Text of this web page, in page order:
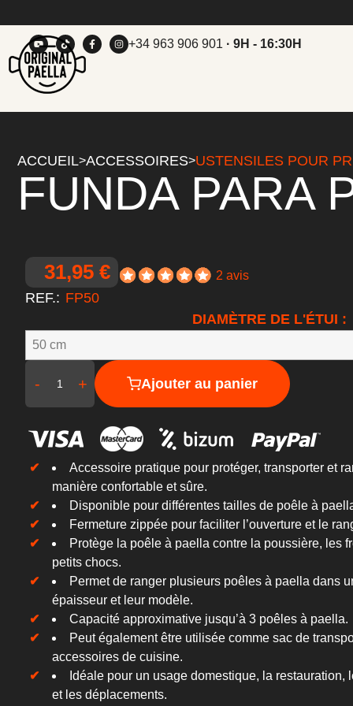
+34 963 906 901 · 9H - 16:30H
ACCUEIL>ACCESSOIRES>USTENSILES POUR
FUNDA PARA
31,95 € 2 avis
REF.: FP50
DIAMÈTRE DE L'ÉTUI :
- + Ajouter au panier
Accessoire pratique pour protéger, transporter et
manière confortable et sûre.
Disponible pour différentes tailles de poêle à
Fermeture zippée pour faciliter l’ouverture et le
Protège la poêle à paella contre la poussière, les
petits chocs.
Permet de ranger plusieurs poêles à paella dans
épaisseur et leur modèle.
Capacité approximative jusqu’à 3 poêles à paella.
Peut également être utilisée comme sac de
accessoires de cuisine.
Idéale pour un usage domestique, la restauration,
et les déplacements.